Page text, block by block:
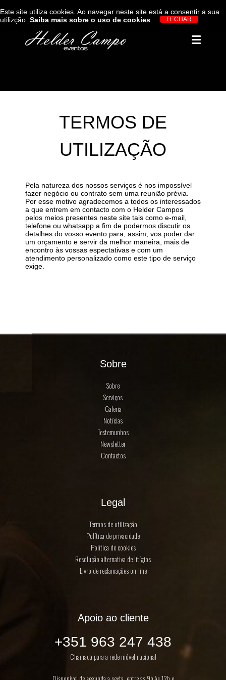
TERMOS DE
UTILIZAÇÃO
Pela natureza dos nossos serviços é nos impossível
fazer negócio ou contrato sem uma reunião prévia.
Por esse motivo agradecemos a todos os interessados
a que entrem em contacto com o Helder Campos
pelos meios presentes neste site tais como e-mail,
telefone ou whatsapp a fim de podermos discutir os
detalhes do vosso evento para, assim, vos poder dar
um orçamento e servir da melhor maneira, mais de
encontro às vossas espectativas e com um
atendimento personalizado como este tipo de serviço
exige.
Sobre
Sobre
Serviços
Galeria
Notícias
Testemunhos
Newsletter
Contactos
Legal
Termos de utilização
Política de privacidade
Política de cookies
Resolução alternativa de litígios
Livro de reclamações on-line
Apoio ao cliente
+351 963 247 438
Chamada para a rede móvel nacional
Este site utiliza cookies. Ao navegar neste site está a consentir a sua
utilizção. Saiba mais sobre o uso de cookies